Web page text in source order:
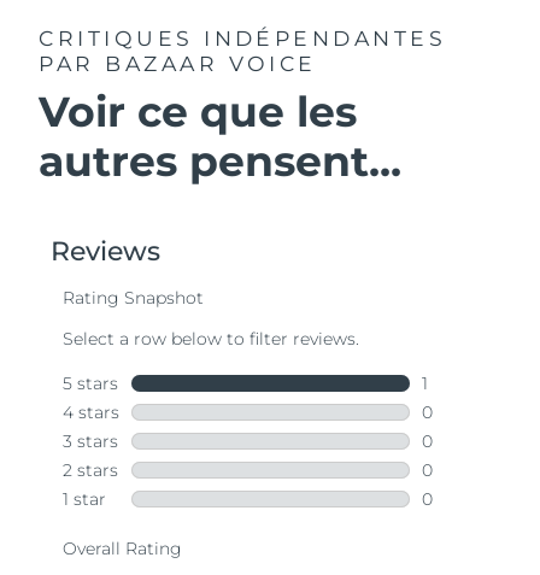
CRITIQUES INDÉPENDANTES
PAR BAZAAR VOICE
Voir ce que les
autres pensent...